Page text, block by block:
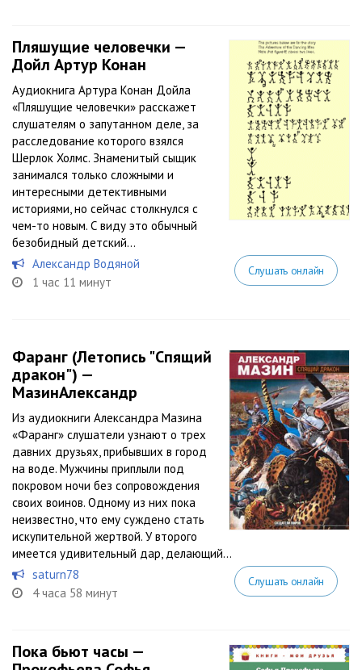
Пляшущие человечки —
Дойл Артур Конан
Аудиокнига Артура Конан Дойла
«Пляшущие человечки» расскажет
слушателям о запутанном деле, за
расследование которого взялся
Шерлок Холмс. Знаменитый сыщик
занимался только сложными и
интересными детективными
историями, но сейчас столкнулся с
чем-то новым. С виду это обычный
безобидный детский...
Александр Водяной
1 час 11 минут
Слушать онлайн
Фаранг (Летопись "Спящий
дракон") —
МазинАлександр
Из аудиокниги Александра Мазина
«Фаранг» слушатели узнают о трех
давних друзьях, прибывших в город
на воде. Мужчины приплыли под
покровом ночи без сопровождения
своих воинов. Одному из них пока
неизвестно, что ему суждено стать
искупительной жертвой. У второго
имеется удивительный дар, делающий...
saturn78
4 часа 58 минут
Слушать онлайн
Пока бьют часы —